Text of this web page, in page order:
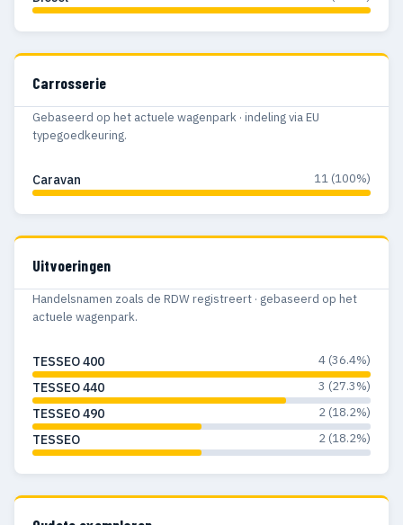
Carrosserie
Gebaseerd op het actuele wagenpark · indeling via EU
typegoedkeuring.
Caravan 11 (100%)
Uitvoeringen
Handelsnamen zoals de RDW registreert · gebaseerd op het
actuele wagenpark.
TESSEO 400 4 (36.4%)
TESSEO 440 3 (27.3%)
TESSEO 490 2 (18.2%)
TESSEO 2 (18.2%)